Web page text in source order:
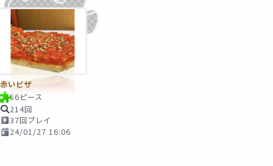
赤いピザ
56ピース
214回
37回プレイ
24/01/27 16:06